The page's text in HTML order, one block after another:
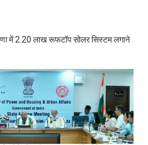
में 2.20 लाख रूफटॉप सोलर सिस्टम लगाने